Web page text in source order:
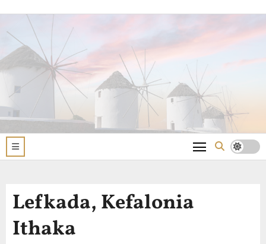
springen
Lefkada, Kefalonia
Ithaka